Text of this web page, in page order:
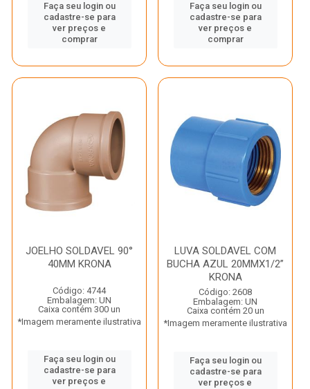
Faça seu login ou
cadastre-se para
ver preços e
comprar
Faça seu login ou
cadastre-se para
ver preços e
comprar
JOELHO SOLDAVEL 90°
40MM KRONA
Código: 4744
Embalagem: UN
Caixa contém 300 un
*Imagem meramente ilustrativa
Faça seu login ou
cadastre-se para
ver preços e
LUVA SOLDAVEL COM
BUCHA AZUL 20MMX1/2”
KRONA
Código: 2608
Embalagem: UN
Caixa contém 20 un
*Imagem meramente ilustrativa
Faça seu login ou
cadastre-se para
ver preços e